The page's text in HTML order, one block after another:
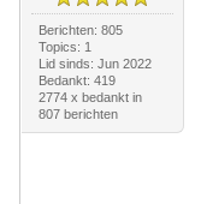
Berichten: 805
Topics: 1
Lid sinds: Jun 2022
Bedankt: 419
2774 x bedankt in
807 berichten